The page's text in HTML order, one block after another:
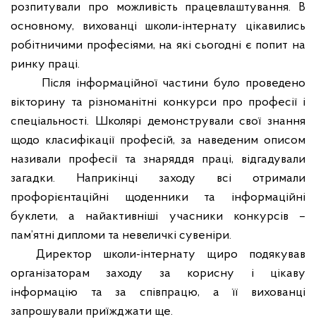
розпитували про можливість працевлаштування. В
основному, вихованці школи-інтернату цікавились
робітничими професіями, на які сьогодні є попит на
ринку праці.
Після інформаційної частини було проведено
вікторину та різноманітні конкурси про професії і
спеціальності. Школярі демонстрували свої знання
щодо класифікації професій, за наведеним описом
називали професії та знаряддя праці, відгадували
загадки. Наприкінці заходу всі отримали
профорієнтаційні щоденники та інформаційні
буклети, а найактивніші учасники конкурсів –
пам’ятні дипломи та невеличкі сувеніри.
Директор школи-інтернату щиро подякував
організаторам заходу за корисну і цікаву
інформацію та за співпрацю, а її вихованці
запрошували приїжджати ще.